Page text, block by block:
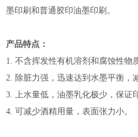
墨印刷和普通胶印油墨印刷。
产品特点：
1. 不含挥发性有机溶剂和腐蚀性物
2. 除脏力强，迅速达到水墨平衡，
3. 上水量低，油墨乳化极少，保证
4. 可减少酒精用量，表面张力小。